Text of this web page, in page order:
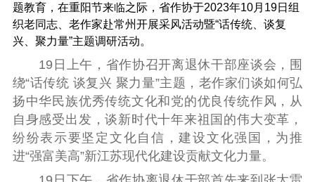
题教育，在重阳节来临之际，省作协于2023年10月19日组
织老同志、老作家赴常州开展采风活动暨“话传统、谈复
兴、聚力量”主题调研活动。
19日上午，省作协召开离退休干部座谈会，围
绕“话传统 谈复兴 聚力量”主题，老作家们谈如何弘
扬中华民族优秀传统文化和党的优良传统作风，从
自身感受出发，谈新时代十年来祖国的伟大变革，
纷纷表示要坚定文化自信，建设文化强国，为推
进“强富美高”新江苏现代化建设贡献文化力量。